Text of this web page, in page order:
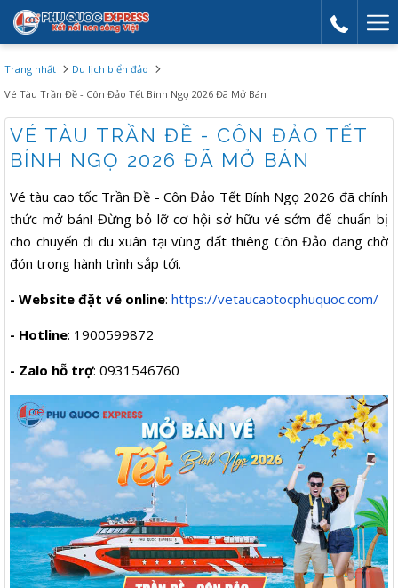
Trang nhất
Du lịch biển đảo
Vé Tàu Trần Đề - Côn Đảo Tết Bính Ngọ 2026 Đã Mở Bán
VÉ TÀU TRẦN ĐỀ - CÔN ĐẢO TẾT
BÍNH NGỌ 2026 ĐÃ MỞ BÁN
Vé tàu cao tốc Trần Đề - Côn Đảo Tết Bính Ngọ 2026 đã chính
thức mở bán! Đừng bỏ lỡ cơ hội sở hữu vé sớm để chuẩn bị
cho chuyến đi du xuân tại vùng đất thiêng Côn Đảo đang chờ
đón trong hành trình sắp tới.
- Website đặt vé online: https://vetaucaotocphuquoc.com/
- Hotline: 1900599872
- Zalo hỗ trợ: 0931546760